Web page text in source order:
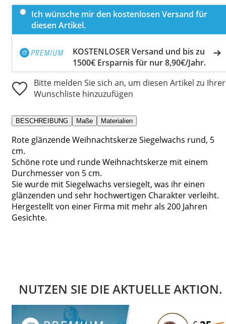
Ich wünsche mir den kostenlosen Versand für
diesen Artikel.
KOSTENLOSER Versand und bis zu
1500€ Ersparnis für nur 8,90€/Jahr.
Bitte melden Sie sich an, um diesen Artikel zu Ihrer
Wunschliste hinzuzufügen
BESCHREIBUNG Maße Materialien
Rote glänzende Weihnachtskerze Siegelwachs rund, 5
cm.
Schöne rote und runde Weihnachtskerze mit einem
Durchmesser von 5 cm.
Sie wurde mit Siegelwachs versiegelt, was ihr einen
glänzenden und sehr hochwertigen Charakter verleiht.
Hergestellt von einer Firma mit mehr als 200 Jahren
Gesichte.
NUTZEN SIE DIE AKTUELLE AKTION.